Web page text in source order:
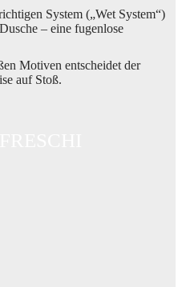
System („Wet System“)
– eine fugenlose
Motiven entscheidet der
auf Stoß.